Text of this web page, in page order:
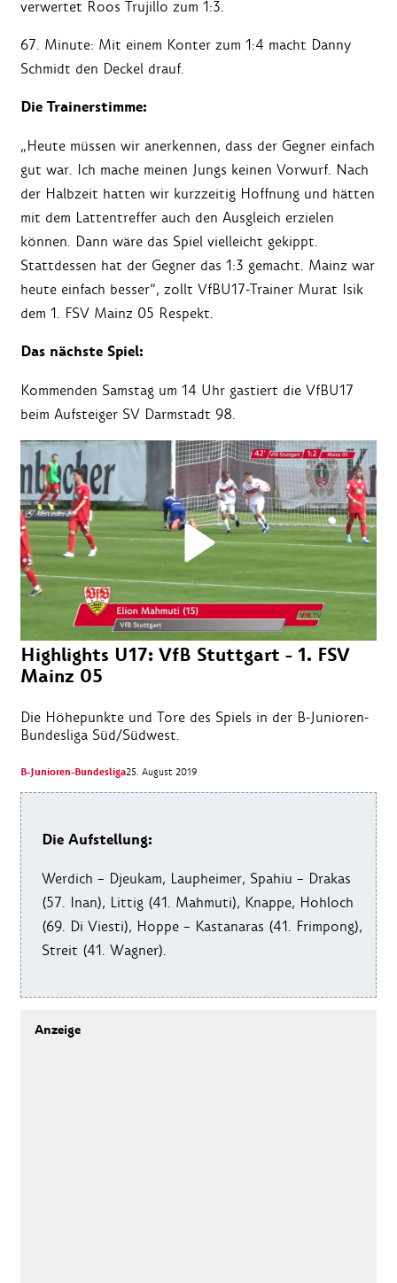
verwertet Roos Trujillo zum 1:3.
67. Minute: Mit einem Konter zum 1:4 macht Danny
Schmidt den Deckel drauf.
Die Trainerstimme:
„Heute müssen wir anerkennen, dass der Gegner einfach
gut war. Ich mache meinen Jungs keinen Vorwurf. Nach
der Halbzeit hatten wir kurzzeitig Hoffnung und hätten
mit dem Lattentreffer auch den Ausgleich erzielen
können. Dann wäre das Spiel vielleicht gekippt.
Stattdessen hat der Gegner das 1:3 gemacht. Mainz war
heute einfach besser“, zollt VfBU17-Trainer Murat Isik
dem 1. FSV Mainz 05 Respekt.
Das nächste Spiel:
Kommenden Samstag um 14 Uhr gastiert die VfBU17
beim Aufsteiger SV Darmstadt 98.
Highlights U17: VfB Stuttgart - 1. FSV
Mainz 05
Die Höhepunkte und Tore des Spiels in der B-Junioren-
Bundesliga Süd/Südwest.
B-Junioren-Bundesliga25. August 2019
Die Aufstellung:
Werdich – Djeukam, Laupheimer, Spahiu – Drakas
(57. Inan), Littig (41. Mahmuti), Knappe, Hohloch
(69. Di Viesti), Hoppe – Kastanaras (41. Frimpong),
Streit (41. Wagner).